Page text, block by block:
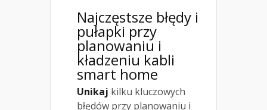
Najczęstsze błędy i
pułapki przy
planowaniu i
kładzeniu kabli
smart home
Unikaj kilku kluczowych
błędów przy planowaniu i